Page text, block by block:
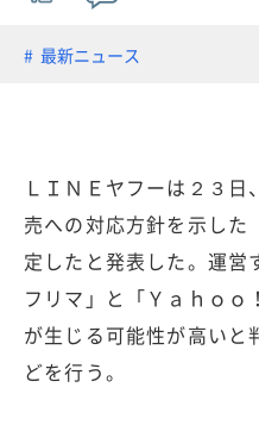
最新ニュース
ＬＩＮＥヤフーは２３
売への対応方針を示した
定したと発表した。運営
フリマ」と「Ｙａｈｏｏ
が生じる可能性が高いと
どを行う。